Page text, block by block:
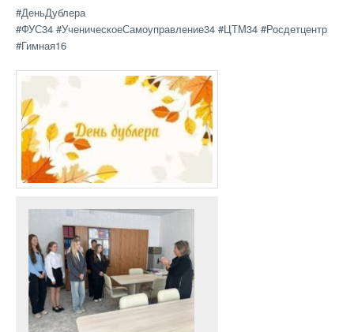
#ДеньДублера
#ФУС34 #УченическоеСамоуправление34 #ЦТМ34 #Росдетцентр
#Гимная16